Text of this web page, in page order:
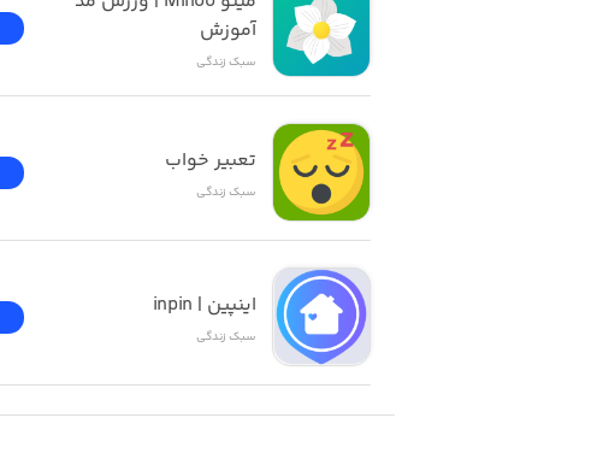
آموزش
سبک زندگی
تعبیر خواب
سبک زندگی
اینپین | inpin
سبک زندگی